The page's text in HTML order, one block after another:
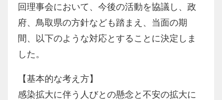
回理事会において、今後の活動を協議し、政
府、鳥取県の方針なども踏まえ、当面の期
間、以下のような対応とすることに決定しま
した。
【基本的な考え方】
感染拡大に伴う人びとの懸念と不安の拡大に